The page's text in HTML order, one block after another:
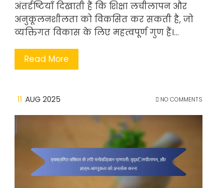
अंतर्दृष्टियाँ दिखाती हैं कि शिक्षा लचीलापन और
अनुकूलनशीलता को विकसित कर सकती है, जो
व्यक्तिगत विकास के लिए महत्वपूर्ण गुण हैं।…
Read More
11 AUG 2025 NO COMMENTS